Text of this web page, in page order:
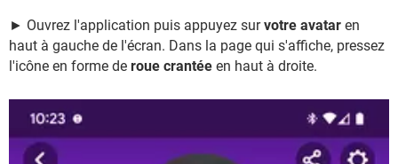
► Ouvrez l'application puis appuyez survotre avatar en
haut à gauche de l'écran. Dans la page qui s'affiche, pressez
l'icône en forme de roue crantée en haut à droite.